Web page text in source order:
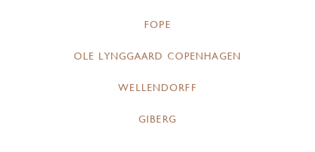
FOPE
OLE LYNGGAARD COPENHAGEN
WELLENDORFF
GIBERG